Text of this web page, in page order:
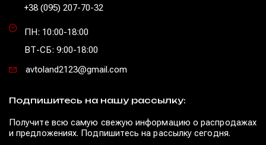
+38 (095) 207-70-32
ПН: 10:00-18:00
ВТ-СБ: 9:00-18:00
avtoland2123@gmail.com
Подпишитесь на нашу рассылку:
Получите всю самую свежую информацию о распродажах
и предложениях. Подпишитесь на рассылку сегодня.